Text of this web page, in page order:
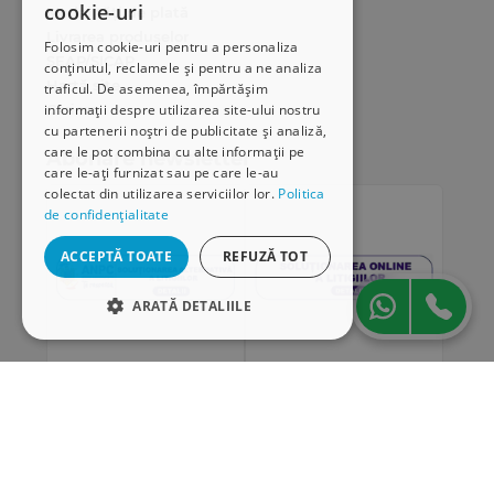
cookie-uri
Folosim cookie-uri pentru a personaliza
conținutul, reclamele și pentru a ne analiza
traficul. De asemenea, împărtășim
informații despre utilizarea site-ului nostru
cu partenerii noștri de publicitate și analiză,
care le pot combina cu alte informații pe
care le-ați furnizat sau pe care le-au
colectat din utilizarea serviciilor lor. Politica
de confidențialitate
ACCEPTĂ TOATE REFUZĂ TOT
ARATĂ DETALIILE
Modalități de plată
SEAP/SICAP
Hartă site
Cariere
Abonare newsletter